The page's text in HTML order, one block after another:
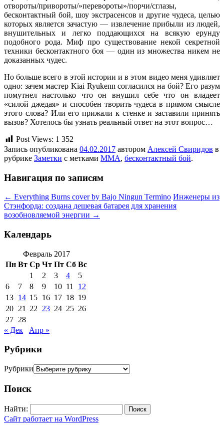
отвороты/привороты/»перевороты»/порчи/сглазы,
бесконтактный бой, шоу экстрасенсов и другие чудеса, целью
которых является зачастую — извлечение прибыли из людей,
внушительных и легко поддающихся на всякую ерунду
подобного рода. Миф про существование некой секретной
техники бесконтактного боя — один из множества никем не
доказанных чудес.
Но больше всего в этой истории и в этом видео меня удивляет
одно: зачем мастер Kiai Ryukenn согласился на бой? Его разум
помутнел настолько что он внушил себе что он владеет
«силой джедая» и способен творить чудеса в прямом смысле
этого слова? Или его прижали к стенке и заставили принять
вызов? Хотелось бы узнать реальный ответ на этот вопрос…
Post Views: 1 352
Запись опубликована 04.02.2017 автором Алексей Свиридов в
рубрике Заметки с метками MMA, бесконтактный бой.
Навигация по записям
← Everything Burns cover by Bajo Ningun Termino Инженеры из
Стэнфорда: создана дешевая батарея для хранения
возобновляемой энергии →
Календарь
Февраль 2017
Пн Вт Ср Чт Пт Сб Вс
1
2 3 4
5
6
7 8 9 10 11
12
13 14 15 16 17 18 19
20 21 22 23 24 25 26
27 28
« Дек
Апр »
Рубрики
Рубрики
Поиск
Найти:
Сайт работает на WordPress